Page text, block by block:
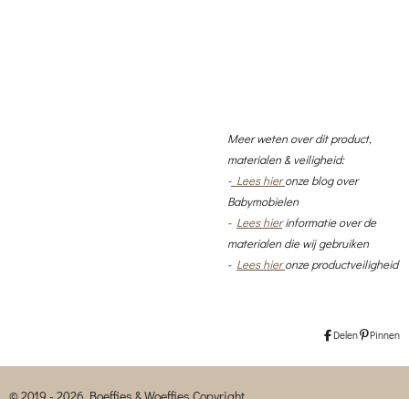
Meer weten over dit product,
materialen & veiligheid:
-Lees hieronze blog over
Babymobielen
- Lees hierinformatie over de
materialen die wij gebruiken
- Lees hier onze productveiligheid
Delen Pinnen